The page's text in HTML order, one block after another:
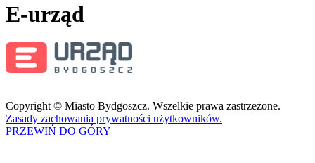
E-urząd
Copyright © Miasto Bydgoszcz. Wszelkie prawa zastrzeżone.
Zasady zachowania prywatności użytkowników.
PRZEWIŃ DO GÓRY